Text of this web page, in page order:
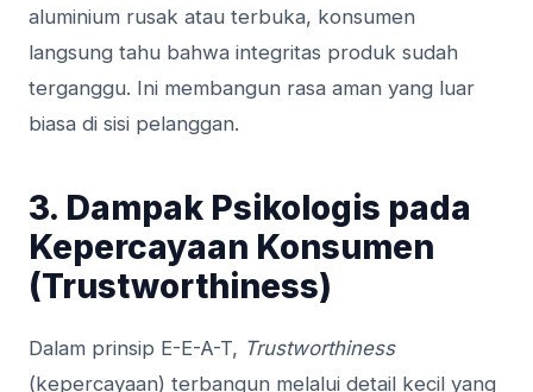
aluminium rusak atau terbuka, konsumen
langsung tahu bahwa integritas produk sudah
terganggu. Ini membangun rasa aman yang luar
biasa di sisi pelanggan.
3. Dampak Psikologis pada
Kepercayaan Konsumen
(Trustworthiness)
Dalam prinsip E-E-A-T, Trustworthiness
(kepercayaan) terbangun melalui detail kecil yang